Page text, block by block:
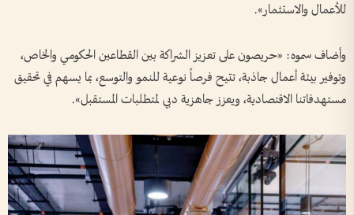
للأعمال والاستثمار».
وأضاف سموه: «حريصون على تعزيز الشراكة بين القطاعين الحكومي والخاص،
وتوفير بيئة أعمال جاذبة، تتيح فرصاً نوعية للنمو والتوسع، بما يسهم في تحقيق
مستهدفاتنا الاقتصادية، ويعزز جاهزية دبي لمتطلبات المستقبل».